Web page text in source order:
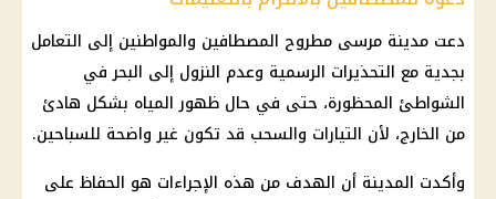
دعت مدينة مرسى مطروح المصطافين والمواطنين إلى التعامل
بجدية مع التحذيرات الرسمية وعدم النزول إلى البحر في
الشواطئ المحظورة، حتى في حال ظهور المياه بشكل هادئ
من الخارج، لأن التيارات والسحب قد تكون غير واضحة للسباحين.
وأكدت المدينة أن الهدف من هذه الإجراءات هو الحفاظ على